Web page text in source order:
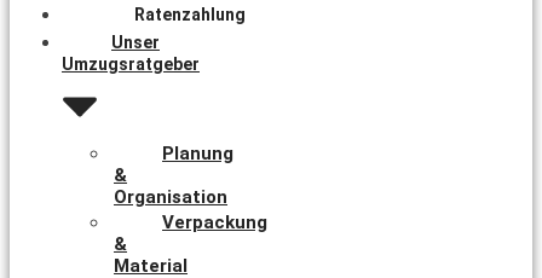
Ratenzahlung
Unser
Umzugsratgeber
Planung
&
Organisation
Verpackung
&
Material